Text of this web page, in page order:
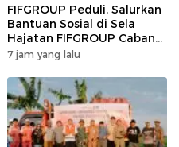
FIFGROUP Peduli, Salurkan
Bantuan Sosial di Sela
Hajatan FIFGROUP Cabang
Bitung
7 jam yang lalu